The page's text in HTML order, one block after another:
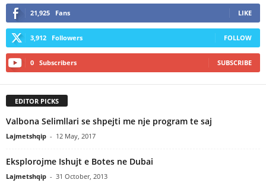
21,925 Fans LIKE
3,912 Followers FOLLOW
0 Subscribers SUBSCRIBE
EDITOR PICKS
Valbona Selimllari se shpejti me nje program te saj
Lajmetshqip - 12 May, 2017
Eksplorojme Ishujt e Botes ne Dubai
Lajmetshqip - 31 October, 2013